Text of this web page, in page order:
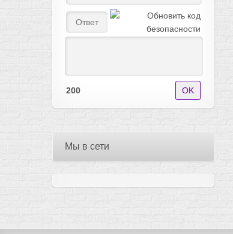
200
Мы в сети